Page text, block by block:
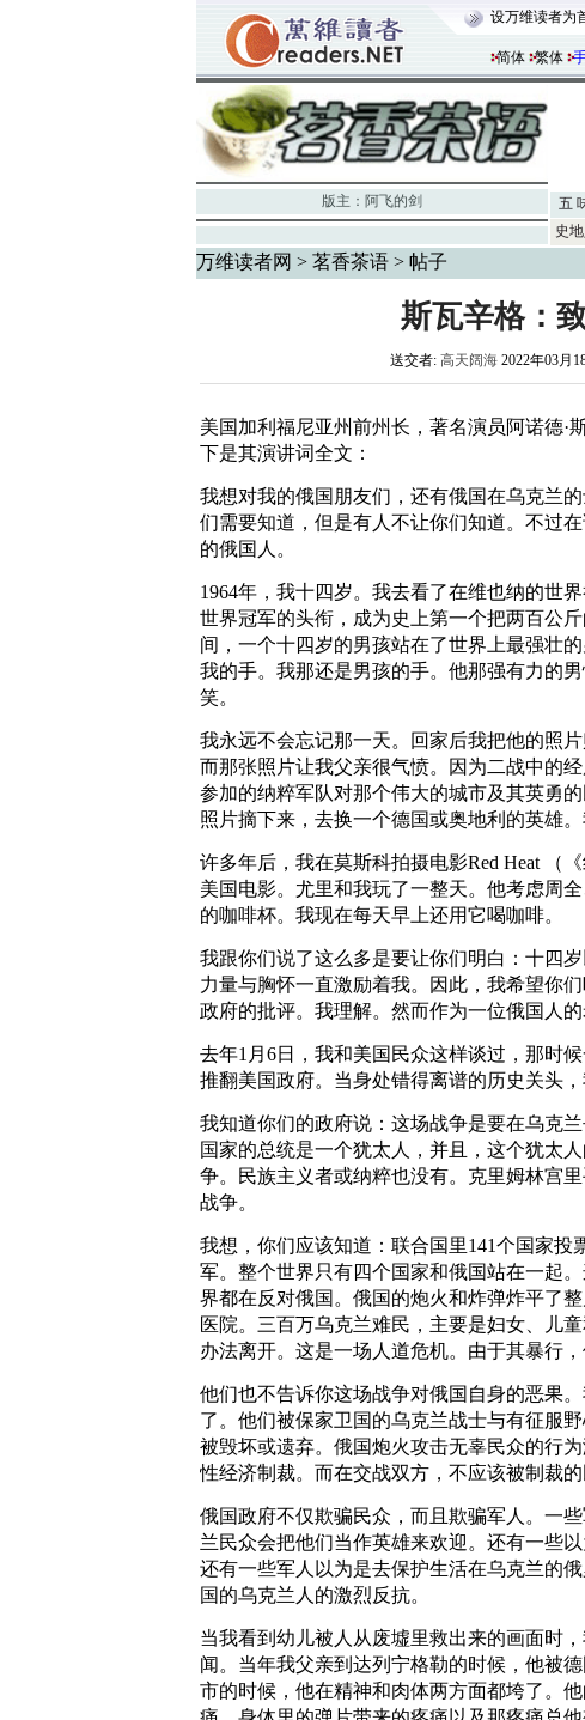
设万维读者为
简体 繁体
版主： 阿飞的剑 五
史
万维读者网 > 茗香茶语> 帖子
斯瓦辛格：
送交者: 高天阔海 2022年03月
美国加利福尼亚州前州长，著名演员阿诺德·
下是其演讲词全文：
我想对我的俄国朋友们，还有俄国在乌克兰
们需要知道，但是有人不让你们知道。不过
的俄国人。
1964年，我十四岁。我去看了在维也纳的世
世界冠军的头衔，成为史上第一个把两百公
间，一个十四岁的男孩站在了世界上最强壮
我的手。我那还是男孩的手。他那强有力的
笑。
我永远不会忘记那一天。回家后我把他的照
而那张照片让我父亲很气愤。因为二战中的
参加的纳粹军队对那个伟大的城市及其英勇
照片摘下来，去换一个德国或奥地利的英雄
许多年后，我在莫斯科拍摄电影Red Heat （
美国电影。尤里和我玩了一整天。他考虑周
的咖啡杯。我现在每天早上还用它喝咖啡。
我跟你们说了这么多是要让你们明白：十四
力量与胸怀一直激励着我。因此，我希望你
政府的批评。我理解。然而作为一位俄国人
去年1月6日，我和美国民众这样谈过，那时
推翻美国政府。当身处错得离谱的历史关头
我知道你们的政府说：这场战争是要在乌克
国家的总统是一个犹太人，并且，这个犹太
争。民族主义者或纳粹也没有。克里姆林宫
战争。
我想，你们应该知道：联合国里141个国家
军。整个世界只有四个国家和俄国站在一起
界都在反对俄国。俄国的炮火和炸弹炸平了
医院。三百万乌克兰难民，主要是妇女、儿
办法离开。这是一场人道危机。由于其暴行
他们也不告诉你这场战争对俄国自身的恶果
了。他们被保家卫国的乌克兰战士与有征服
被毁坏或遗弃。俄国炮火攻击无辜民众的行
性经济制裁。而在交战双方，不应该被制裁的
俄国政府不仅欺骗民众，而且欺骗军人。一
兰民众会把他们当作英雄来欢迎。还有一些
还有一些军人以为是去保护生活在乌克兰的
国的乌克兰人的激烈反抗。
当我看到幼儿被人从废墟里救出来的画面时
闻。当年我父亲到达列宁格勒的时候，他被
市的时候，他在精神和肉体两方面都垮了。